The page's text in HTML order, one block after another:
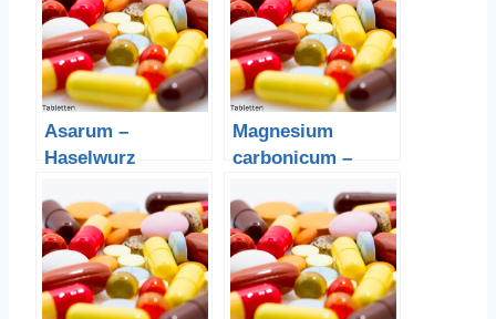
Asarum –
Haselwurz
Magnesium
carbonicum –
at